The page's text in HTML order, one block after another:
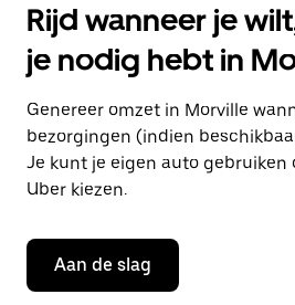
Rijd wanneer je
je nodig hebt in
Genereer omzet in Morville
bezorgingen (indien
Je kunt je eigen auto gebruiken
Uber kiezen.
Aan de slag